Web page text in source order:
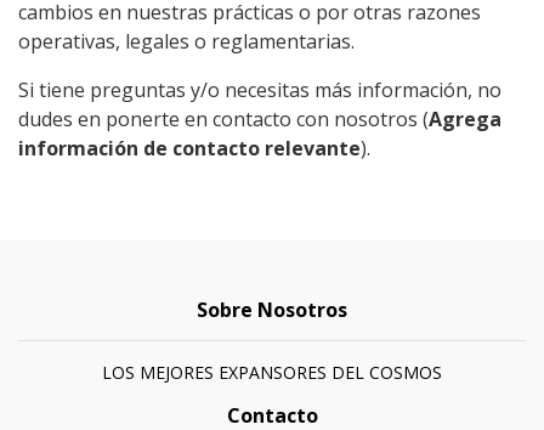
cambios en nuestras prácticas o por otras razones
operativas, legales o reglamentarias.
Si tiene preguntas y/o necesitas más información, no
dudes en ponerte en contacto con nosotros (Agrega
información de contacto relevante).
Sobre Nosotros
LOS MEJORES EXPANSORES DEL COSMOS
Contacto